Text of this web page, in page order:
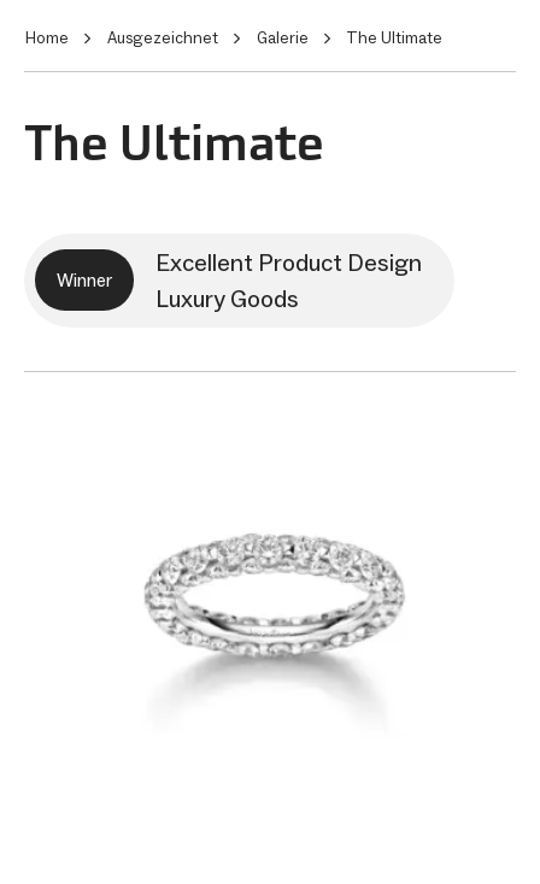
Home Ausgezeichnet Galerie The Ultimate
The Ultimate
Winner
Excellent Product Design
Luxury Goods